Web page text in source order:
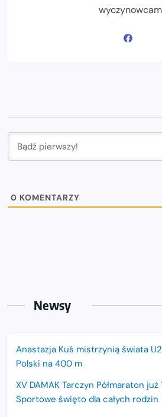
0 KOMENTARZY
Newsy
Anastazja Kuś mistrzynią świata
Polski na 400 m
XV DAMAK Tarczyn Półmaraton już
Sportowe święto dla całych rodzin